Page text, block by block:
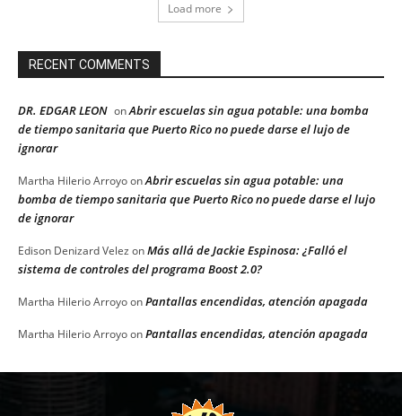
Load more
RECENT COMMENTS
DR. EDGAR LEON onAbrir escuelas sin agua potable: una bomba
de tiempo sanitaria que Puerto Rico no puede darse el lujo de
ignorar
Martha Hilerio ArroyoonAbrir escuelas sin agua potable: una
bomba de tiempo sanitaria que Puerto Rico no puede darse el lujo
de ignorar
Edison Denizard Velez onMás allá de Jackie Espinosa: ¿Falló el
sistema de controles del programa Boost 2.0?
Martha Hilerio ArroyoonPantallas encendidas, atención apagada
Martha Hilerio ArroyoonPantallas encendidas, atención apagada